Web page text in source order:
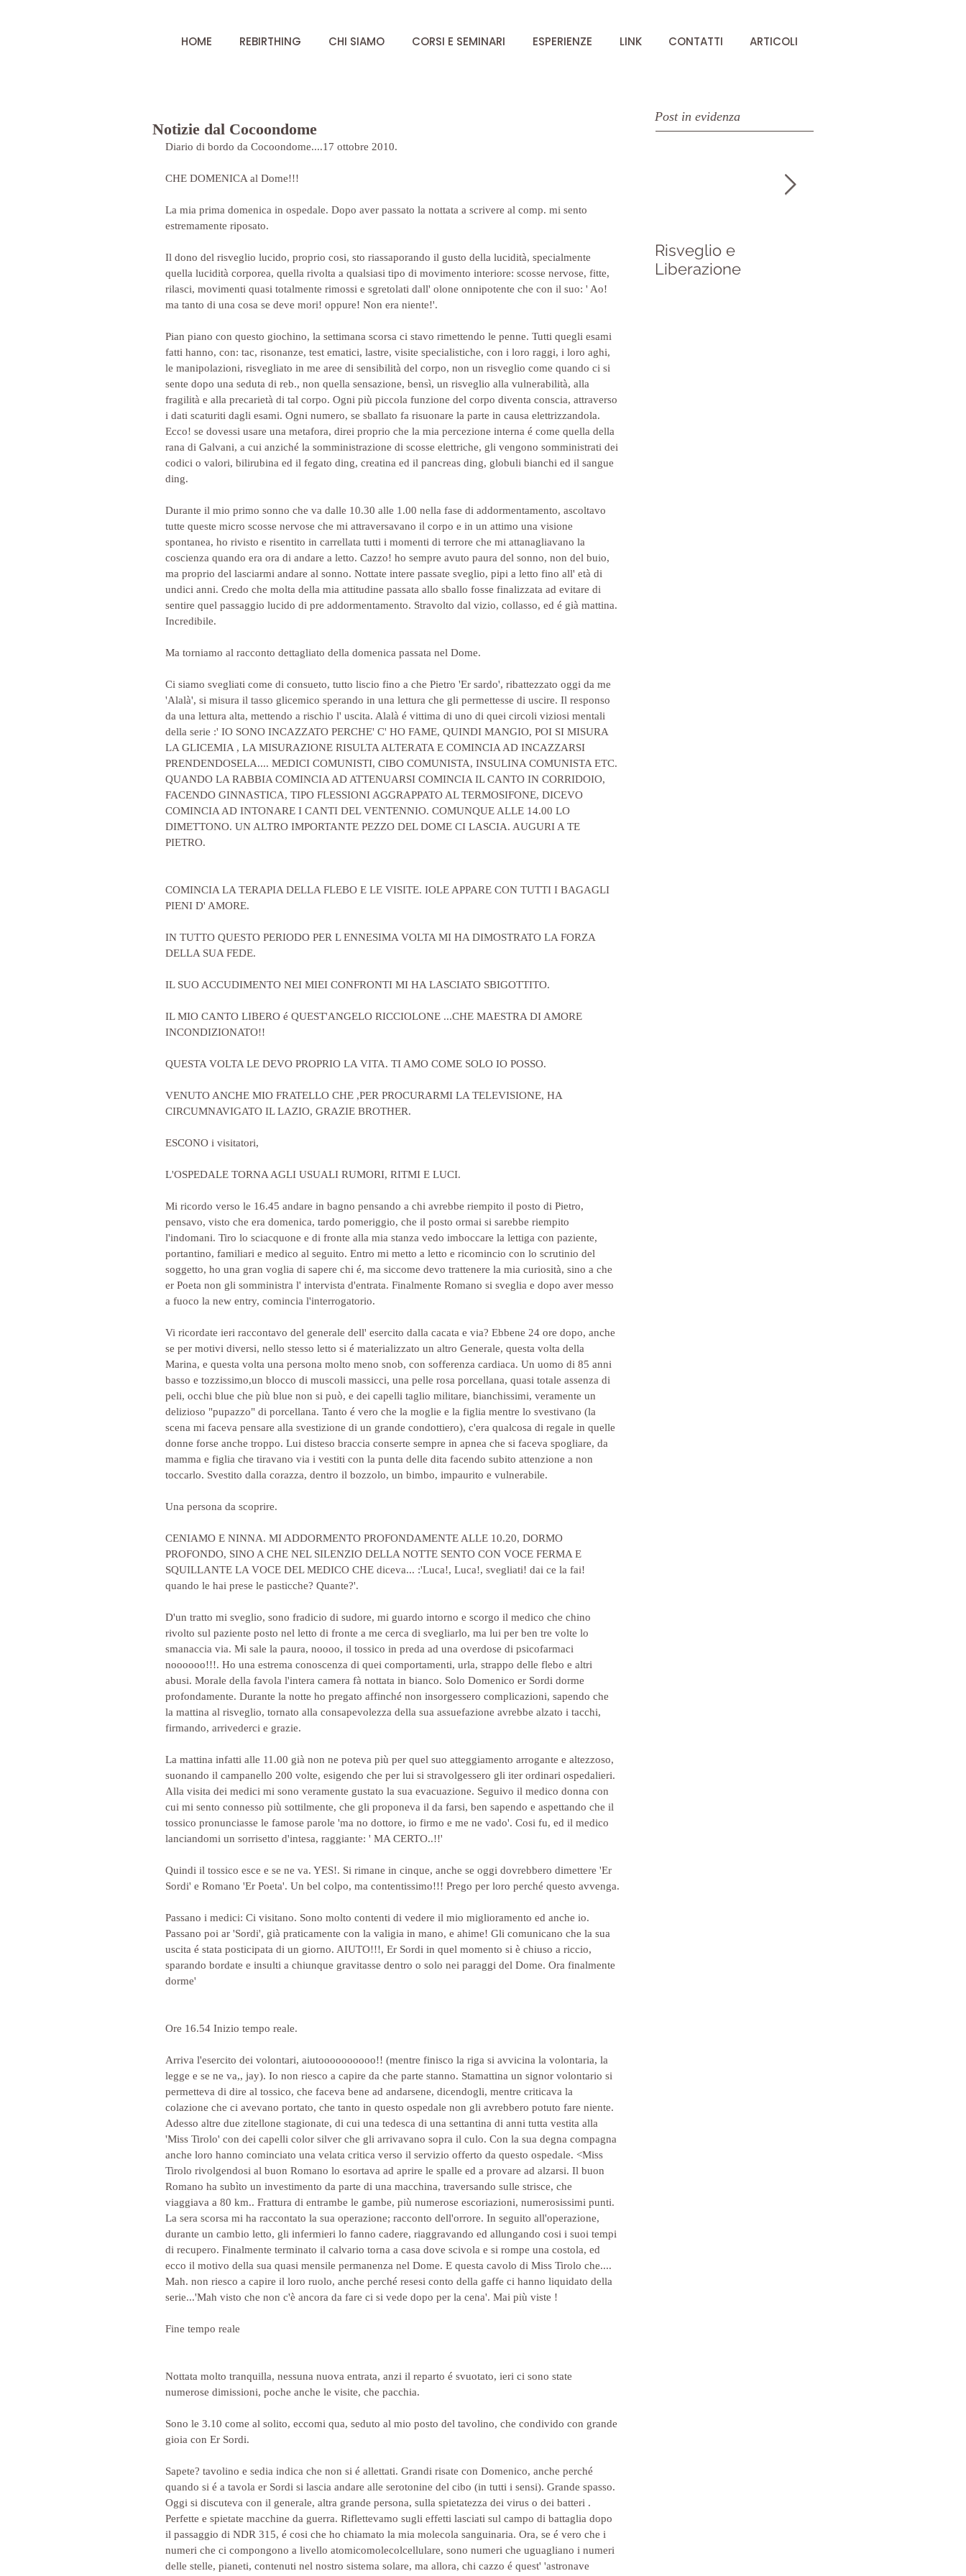
HOME REBIRTHING CHI SIAMO CORSI E SEMINARI ESPERIENZE LINK CONTATTI ARTICOLI
Notizie dal Cocoondome
Diario di bordo da Cocoondome....17 ottobre 2010.
CHE DOMENICA al Dome!!!
La mia prima domenica in ospedale. Dopo aver passato la nottata a scrivere al comp. mi sento
estremamente riposato.
Il dono del risveglio lucido, proprio cosi, sto riassaporando il gusto della lucidità, specialmente
quella lucidità corporea, quella rivolta a qualsiasi tipo di movimento interiore: scosse nervose, fitte,
rilasci, movimenti quasi totalmente rimossi e sgretolati dall' olone onnipotente che con il suo: ' Ao!
ma tanto di una cosa se deve mori! oppure! Non era niente!'.
Pian piano con questo giochino, la settimana scorsa ci stavo rimettendo le penne. Tutti quegli esami
fatti hanno, con: tac, risonanze, test ematici, lastre, visite specialistiche, con i loro raggi, i loro aghi,
le manipolazioni, risvegliato in me aree di sensibilità del corpo, non un risveglio come quando ci si
sente dopo una seduta di reb., non quella sensazione, bensì, un risveglio alla vulnerabilità, alla
fragilità e alla precarietà di tal corpo. Ogni più piccola funzione del corpo diventa conscia, attraverso
i dati scaturiti dagli esami. Ogni numero, se sballato fa risuonare la parte in causa elettrizzandola.
Ecco! se dovessi usare una metafora, direi proprio che la mia percezione interna é come quella della
rana di Galvani, a cui anziché la somministrazione di scosse elettriche, gli vengono somministrati dei
codici o valori, bilirubina ed il fegato ding, creatina ed il pancreas ding, globuli bianchi ed il sangue
ding.
Durante il mio primo sonno che va dalle 10.30 alle 1.00 nella fase di addormentamento, ascoltavo
tutte queste micro scosse nervose che mi attraversavano il corpo e in un attimo una visione
spontanea, ho rivisto e risentito in carrellata tutti i momenti di terrore che mi attanagliavano la
coscienza quando era ora di andare a letto. Cazzo! ho sempre avuto paura del sonno, non del buio,
ma proprio del lasciarmi andare al sonno. Nottate intere passate sveglio, pipi a letto fino all' età di
undici anni. Credo che molta della mia attitudine passata allo sballo fosse finalizzata ad evitare di
sentire quel passaggio lucido di pre addormentamento. Stravolto dal vizio, collasso, ed é già mattina.
Incredibile.
Ma torniamo al racconto dettagliato della domenica passata nel Dome.
Ci siamo svegliati come di consueto, tutto liscio fino a che Pietro 'Er sardo', ribattezzato oggi da me
'Alalà', si misura il tasso glicemico sperando in una lettura che gli permettesse di uscire. Il responso
da una lettura alta, mettendo a rischio l' uscita. Alalà é vittima di uno di quei circoli viziosi mentali
della serie :' IO SONO INCAZZATO PERCHE' C' HO FAME, QUINDI MANGIO, POI SI MISURA
LA GLICEMIA , LA MISURAZIONE RISULTA ALTERATA E COMINCIA AD INCAZZARSI
PRENDENDOSELA.... MEDICI COMUNISTI, CIBO COMUNISTA, INSULINA COMUNISTA ETC.
QUANDO LA RABBIA COMINCIA AD ATTENUARSI COMINCIA IL CANTO IN CORRIDOIO,
FACENDO GINNASTICA, TIPO FLESSIONI AGGRAPPATO AL TERMOSIFONE, DICEVO
COMINCIA AD INTONARE I CANTI DEL VENTENNIO. COMUNQUE ALLE 14.00 LO
DIMETTONO. UN ALTRO IMPORTANTE PEZZO DEL DOME CI LASCIA. AUGURI A TE
PIETRO.
COMINCIA LA TERAPIA DELLA FLEBO E LE VISITE. IOLE APPARE CON TUTTI I BAGAGLI
PIENI D' AMORE.
IN TUTTO QUESTO PERIODO PER L ENNESIMA VOLTA MI HA DIMOSTRATO LA FORZA
DELLA SUA FEDE.
IL SUO ACCUDIMENTO NEI MIEI CONFRONTI MI HA LASCIATO SBIGOTTITO.
IL MIO CANTO LIBERO é QUEST'ANGELO RICCIOLONE ...CHE MAESTRA DI AMORE
INCONDIZIONATO!!
QUESTA VOLTA LE DEVO PROPRIO LA VITA. TI AMO COME SOLO IO POSSO.
VENUTO ANCHE MIO FRATELLO CHE ,PER PROCURARMI LA TELEVISIONE, HA
CIRCUMNAVIGATO IL LAZIO, GRAZIE BROTHER.
ESCONO i visitatori,
L'OSPEDALE TORNA AGLI USUALI RUMORI, RITMI E LUCI.
Mi ricordo verso le 16.45 andare in bagno pensando a chi avrebbe riempito il posto di Pietro,
pensavo, visto che era domenica, tardo pomeriggio, che il posto ormai si sarebbe riempito
l'indomani. Tiro lo sciacquone e di fronte alla mia stanza vedo imboccare la lettiga con paziente,
portantino, familiari e medico al seguito. Entro mi metto a letto e ricomincio con lo scrutinio del
soggetto, ho una gran voglia di sapere chi é, ma siccome devo trattenere la mia curiosità, sino a che
er Poeta non gli somministra l' intervista d'entrata. Finalmente Romano si sveglia e dopo aver messo
a fuoco la new entry, comincia l'interrogatorio.
Vi ricordate ieri raccontavo del generale dell' esercito dalla cacata e via? Ebbene 24 ore dopo, anche
se per motivi diversi, nello stesso letto si é materializzato un altro Generale, questa volta della
Marina, e questa volta una persona molto meno snob, con sofferenza cardiaca. Un uomo di 85 anni
basso e tozzissimo,un blocco di muscoli massicci, una pelle rosa porcellana, quasi totale assenza di
peli, occhi blue che più blue non si può, e dei capelli taglio militare, bianchissimi, veramente un
delizioso "pupazzo" di porcellana. Tanto é vero che la moglie e la figlia mentre lo svestivano (la
scena mi faceva pensare alla svestizione di un grande condottiero), c'era qualcosa di regale in quelle
donne forse anche troppo. Lui disteso braccia conserte sempre in apnea che si faceva spogliare, da
mamma e figlia che tiravano via i vestiti con la punta delle dita facendo subito attenzione a non
toccarlo. Svestito dalla corazza, dentro il bozzolo, un bimbo, impaurito e vulnerabile.
Una persona da scoprire.
CENIAMO E NINNA. MI ADDORMENTO PROFONDAMENTE ALLE 10.20, DORMO
PROFONDO, SINO A CHE NEL SILENZIO DELLA NOTTE SENTO CON VOCE FERMA E
SQUILLANTE LA VOCE DEL MEDICO CHE diceva... :'Luca!, Luca!, svegliati! dai ce la fai!
quando le hai prese le pasticche? Quante?'.
D'un tratto mi sveglio, sono fradicio di sudore, mi guardo intorno e scorgo il medico che chino
rivolto sul paziente posto nel letto di fronte a me cerca di svegliarlo, ma lui per ben tre volte lo
smanaccia via. Mi sale la paura, noooo, il tossico in preda ad una overdose di psicofarmaci
noooooo!!!. Ho una estrema conoscenza di quei comportamenti, urla, strappo delle flebo e altri
abusi. Morale della favola l'intera camera fà nottata in bianco. Solo Domenico er Sordi dorme
profondamente. Durante la notte ho pregato affinché non insorgessero complicazioni, sapendo che
la mattina al risveglio, tornato alla consapevolezza della sua assuefazione avrebbe alzato i tacchi,
firmando, arrivederci e grazie.
La mattina infatti alle 11.00 già non ne poteva più per quel suo atteggiamento arrogante e altezzoso,
suonando il campanello 200 volte, esigendo che per lui si stravolgessero gli iter ordinari ospedalieri.
Alla visita dei medici mi sono veramente gustato la sua evacuazione. Seguivo il medico donna con
cui mi sento connesso più sottilmente, che gli proponeva il da farsi, ben sapendo e aspettando che il
tossico pronunciasse le famose parole 'ma no dottore, io firmo e me ne vado'. Cosi fu, ed il medico
lanciandomi un sorrisetto d'intesa, raggiante: ' MA CERTO..!!'
Quindi il tossico esce e se ne va. YES!. Si rimane in cinque, anche se oggi dovrebbero dimettere 'Er
Sordi' e Romano 'Er Poeta'. Un bel colpo, ma contentissimo!!! Prego per loro perché questo avvenga.
Passano i medici: Ci visitano. Sono molto contenti di vedere il mio miglioramento ed anche io.
Passano poi ar 'Sordi', già praticamente con la valigia in mano, e ahime! Gli comunicano che la sua
uscita é stata posticipata di un giorno. AIUTO!!!, Er Sordi in quel momento si è chiuso a riccio,
sparando bordate e insulti a chiunque gravitasse dentro o solo nei paraggi del Dome. Ora finalmente
dorme'
Ore 16.54 Inizio tempo reale.
Arriva l'esercito dei volontari, aiutoooooooooo!! (mentre finisco la riga si avvicina la volontaria, la
legge e se ne va,, jay). Io non riesco a capire da che parte stanno. Stamattina un signor volontario si
permetteva di dire al tossico, che faceva bene ad andarsene, dicendogli, mentre criticava la
colazione che ci avevano portato, che tanto in questo ospedale non gli avrebbero potuto fare niente.
Adesso altre due zitellone stagionate, di cui una tedesca di una settantina di anni tutta vestita alla
'Miss Tirolo' con dei capelli color silver che gli arrivavano sopra il culo. Con la sua degna compagna
anche loro hanno cominciato una velata critica verso il servizio offerto da questo ospedale. <Miss
Tirolo rivolgendosi al buon Romano lo esortava ad aprire le spalle ed a provare ad alzarsi. Il buon
Romano ha subìto un investimento da parte di una macchina, traversando sulle strisce, che
viaggiava a 80 km.. Frattura di entrambe le gambe, più numerose escoriazioni, numerosissimi punti.
La sera scorsa mi ha raccontato la sua operazione; racconto dell'orrore. In seguito all'operazione,
durante un cambio letto, gli infermieri lo fanno cadere, riaggravando ed allungando cosi i suoi tempi
di recupero. Finalmente terminato il calvario torna a casa dove scivola e si rompe una costola, ed
ecco il motivo della sua quasi mensile permanenza nel Dome. E questa cavolo di Miss Tirolo che....
Mah. non riesco a capire il loro ruolo, anche perché resesi conto della gaffe ci hanno liquidato della
serie...'Mah visto che non c'è ancora da fare ci si vede dopo per la cena'. Mai più viste !
Fine tempo reale
Nottata molto tranquilla, nessuna nuova entrata, anzi il reparto é svuotato, ieri ci sono state
numerose dimissioni, poche anche le visite, che pacchia.
Sono le 3.10 come al solito, eccomi qua, seduto al mio posto del tavolino, che condivido con grande
gioia con Er Sordi.
Sapete? tavolino e sedia indica che non si é allettati. Grandi risate con Domenico, anche perché
quando si é a tavola er Sordi si lascia andare alle serotonine del cibo (in tutti i sensi). Grande spasso.
Oggi si discuteva con il generale, altra grande persona, sulla spietatezza dei virus o dei batteri .
Perfette e spietate macchine da guerra. Riflettevamo sugli effetti lasciati sul campo di battaglia dopo
il passaggio di NDR 315, é cosi che ho chiamato la mia molecola sanguinaria. Ora, se é vero che i
numeri che ci compongono a livello atomicomolecolcellulare, sono numeri che uguagliano i numeri
delle stelle, pianeti, contenuti nel nostro sistema solare, ma allora, chi cazzo é quest' 'astronave
Post in evidenza
Risveglio e
Liberazione